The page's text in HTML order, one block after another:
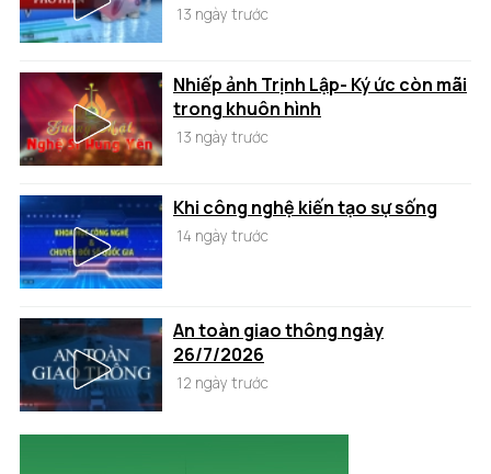
13 ngày trước
Nhiếp ảnh Trịnh Lập- Ký ức còn mãi
trong khuôn hình
13 ngày trước
Khi công nghệ kiến tạo sự sống
14 ngày trước
An toàn giao thông ngày
26/7/2026
12 ngày trước